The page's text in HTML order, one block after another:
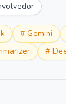
# Gemini
#